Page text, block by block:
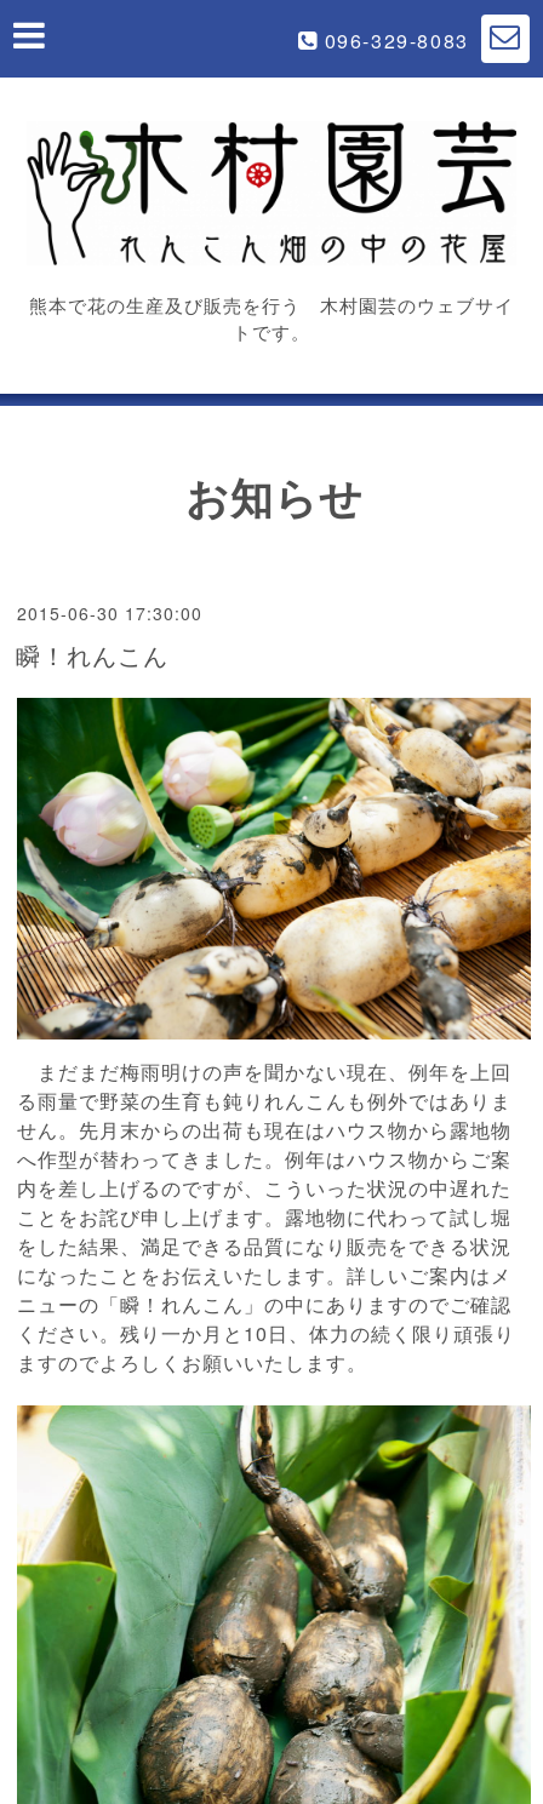
096-329-8083
熊本で花の生産及び販売を行う 木村園芸のウェブサイ
トです。
お知らせ
2015-06-30 17:30:00
瞬！れんこん
まだまだ梅雨明けの声を聞かない現在、例年を上回
る雨量で野菜の生育も鈍りれんこんも例外ではありま
せん。先月末からの出荷も現在はハウス物から露地物
へ作型が替わってきました。例年はハウス物からご案
内を差し上げるのですが、こういった状況の中遅れた
ことをお詫び申し上げます。露地物に代わって試し堀
をした結果、満足できる品質になり販売をできる状況
になったことをお伝えいたします。詳しいご案内はメ
ニューの「瞬！れんこん」の中にありますのでご確認
ください。残り一か月と10日、体力の続く限り頑張り
ますのでよろしくお願いいたします。